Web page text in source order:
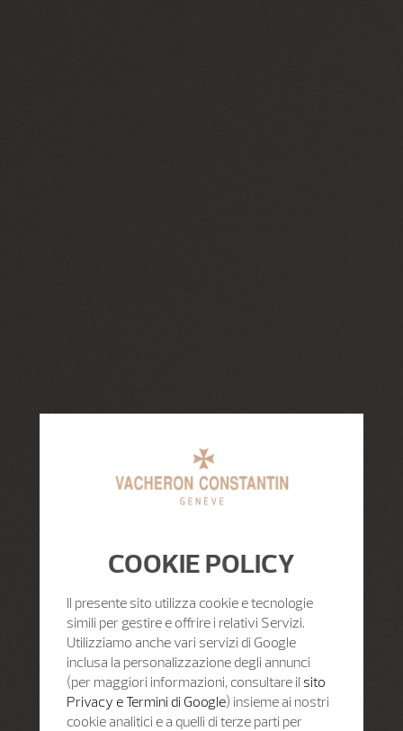
COOKIE POLICY
Il presente sito utilizza cookie e tecnologie
simili per gestire e offrire i relativi Servizi.
Utilizziamo anche vari servizi di Google
inclusa la personalizzazione degli annunci
(per maggiori informazioni, consultare il sito
Privacy e Termini di Google) insieme ai nostri
cookie analitici e a quelli di terze parti per